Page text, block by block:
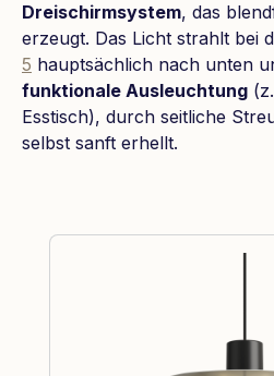
Dreischirmsystem, das
erzeugt. Das Licht strahlt bei
5 hauptsächlich nach unten
funktionale Ausleuchtung
Esstisch), durch seitliche
selbst sanft erhellt.
Produktgalerie überspringen